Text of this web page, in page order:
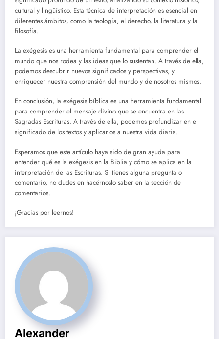
cultural y lingüístico. Esta técnica de interpretación es esencial en
diferentes ámbitos, como la teología, el derecho, la literatura y la
filosofía.
La exégesis es una herramienta fundamental para comprender el
mundo que nos rodea y las ideas que lo sustentan. A través de ella,
podemos descubrir nuevos significados y perspectivas, y
enriquecer nuestra comprensión del mundo y de nosotros mismos.
En conclusión, la exégesis bíblica es una herramienta fundamental
para comprender el mensaje divino que se encuentra en las
Sagradas Escrituras. A través de ella, podemos profundizar en el
significado de los textos y aplicarlos a nuestra vida diaria.
Esperamos que este artículo haya sido de gran ayuda para
entender qué es la exégesis en la Biblia y cómo se aplica en la
interpretación de las Escrituras. Si tienes alguna pregunta o
comentario, no dudes en hacérnoslo saber en la sección de
comentarios.
¡Gracias por leernos!
Alexander